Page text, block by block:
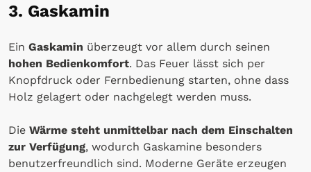
3. Gaskamin
Ein Gaskamin überzeugt vor allem durch seinen
hohen Bedienkomfort. Das Feuer lässt sich per
Knopfdruck oder Fernbedienung starten, ohne dass
Holz gelagert oder nachgelegt werden muss.
Die Wärme steht unmittelbar nach dem Einschalten
zur Verfügung, wodurch Gaskamine besonders
benutzerfreundlich sind. Moderne Geräte erzeugen